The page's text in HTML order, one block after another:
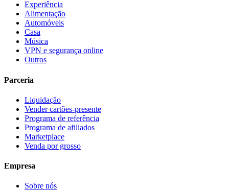
Experiência
Alimentação
Automóveis
Casa
Música
VPN e segurança online
Outros
Parceria
Liquidação
Vender cartões-presente
Programa de referência
Programa de afiliados
Marketplace
Venda por grosso
Empresa
Sobre nós